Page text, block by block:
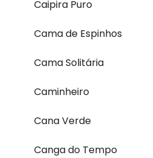
Caipira Puro
Cama de Espinhos
Cama Solitária
Caminheiro
Cana Verde
Canga do Tempo